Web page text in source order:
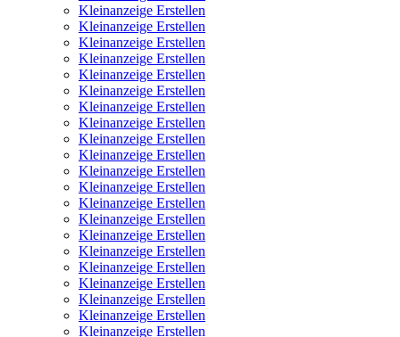
Kleinanzeige Erstellen
Kleinanzeige Erstellen
Kleinanzeige Erstellen
Kleinanzeige Erstellen
Kleinanzeige Erstellen
Kleinanzeige Erstellen
Kleinanzeige Erstellen
Kleinanzeige Erstellen
Kleinanzeige Erstellen
Kleinanzeige Erstellen
Kleinanzeige Erstellen
Kleinanzeige Erstellen
Kleinanzeige Erstellen
Kleinanzeige Erstellen
Kleinanzeige Erstellen
Kleinanzeige Erstellen
Kleinanzeige Erstellen
Kleinanzeige Erstellen
Kleinanzeige Erstellen
Kleinanzeige Erstellen
Kleinanzeige Erstellen